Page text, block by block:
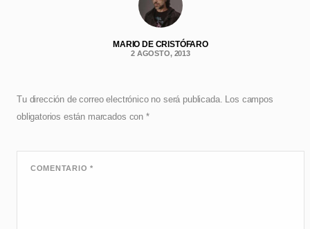
MARIO DE CRISTÓFARO
2 AGOSTO, 2013
Tu dirección de correo electrónico no será publicada. Los campos
obligatorios están marcados con *
COMENTARIO*